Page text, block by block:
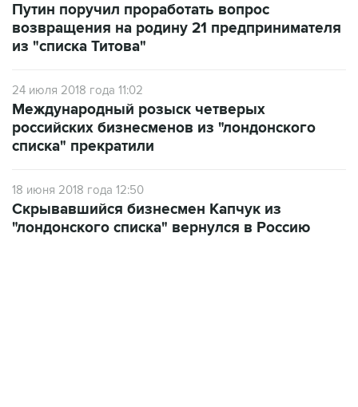
Путин поручил проработать вопрос
возвращения на родину 21 предпринимателя
из "списка Титова"
24 июля 2018 года 11:02
Международный розыск четверых
российских бизнесменов из "лондонского
списка" прекратили
18 июня 2018 года 12:50
Скрывавшийся бизнесмен Капчук из
"лондонского списка" вернулся в Россию